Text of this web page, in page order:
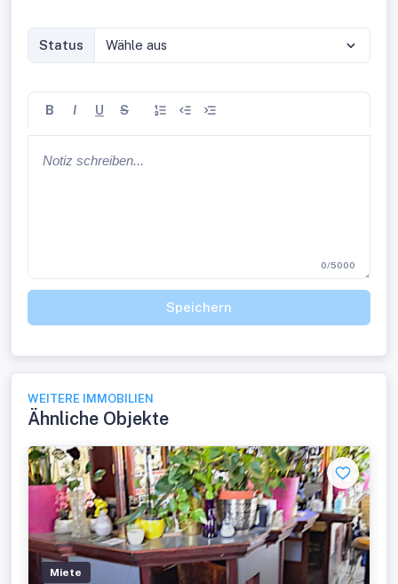
Status Wähle aus
B I U S
0/5000
Speichern
WEITERE IMMOBILIEN
Ähnliche Objekte
Miete